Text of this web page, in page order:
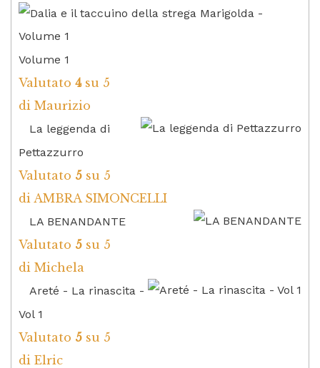
Volume 1
Valutato 4su 5
di Maurizio
La leggenda di
Pettazzurro
Valutato 5 su 5
di AMBRA SIMONCELLI
LA BENANDANTE
Valutato 5 su 5
di Michela
Areté - La rinascita -
Vol 1
Valutato 5 su 5
di Elric